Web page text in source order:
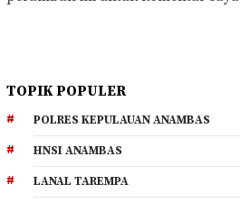
TOPIK POPULER
POLRES KEPULAUAN ANAMBAS
HNSI ANAMBAS
LANAL TAREMPA